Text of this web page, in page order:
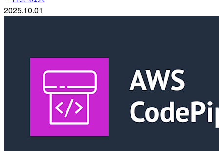
2025.10.01